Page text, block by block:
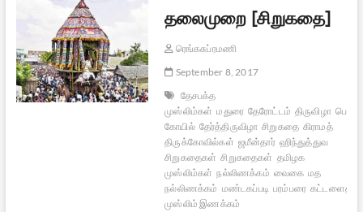
உரையாடல்
தலைமுறை [சிறுகதை]
ரெங்கசுப்ரமணி
September 8, 2017
தேசபக்த
முஸ்லிம்கள் மதுரை தேரோட்டம் திருவிழா
கோயில் தேர்த்திருவிழா சிறுகதை கிராமத்
திருக்கோவில்கள் ஜமீன்தார் ஹிந்துத்துவ
சிறுகதைகள் சிறுகதைகள் தமிழக
முஸ்லிம்கள் நல்லிணக்கம் வைகை மத
நல்லிணக்கம் மண்டகப்படி பரம்பரை கட்டளைதார்
முஸ்லிம் இணக்கம்